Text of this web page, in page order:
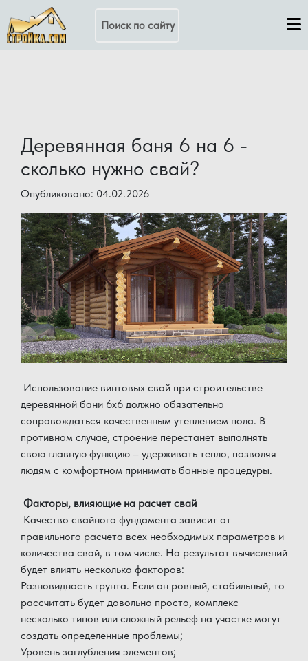
Деревянная баня 6 на 6 -
сколько нужно свай?
Опубликовано: 04.02.2026
Использование винтовых свай при строительстве
деревянной бани 6x6 должно обязательно
сопровождаться качественным утеплением пола. В
противном случае, строение перестанет выполнять
свою главную функцию – удерживать тепло, позволяя
людям с комфортном принимать банные процедуры.
Факторы, влияющие на расчет свай
Качество свайного фундамента зависит от
правильного расчета всех необходимых параметров и
количества свай, в том числе. На результат вычислений
будет влиять несколько факторов:
Разновидность грунта. Если он ровный, стабильный, то
рассчитать будет довольно просто, комплекс
несколько типов или сложный рельеф на участке могут
создать определенные проблемы;
Уровень заглубления элементов;